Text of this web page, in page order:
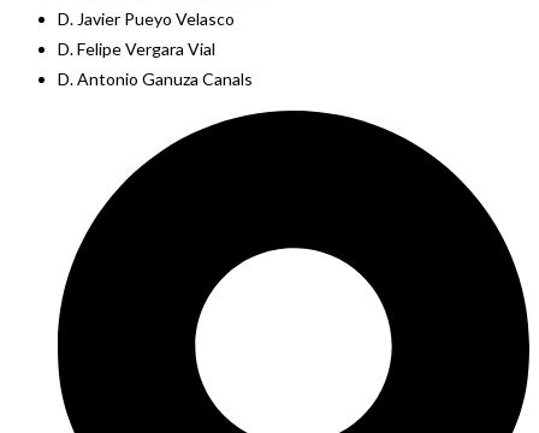
D. Javier Pueyo Velasco
D. Felipe Vergara Vial
D. Antonio Ganuza Canals